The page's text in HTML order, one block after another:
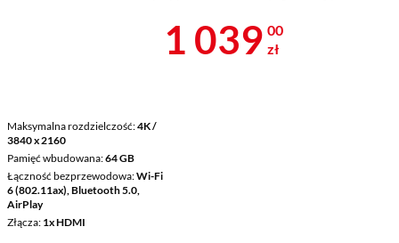
Maksymalna rozdzielczość 4K /
3840 x 2160
Pamięć wbudowana 64 GB
Łączność bezprzewodowa Wi-Fi
6 (802.11ax), Bluetooth 5.0,
AirPlay
Złącza 1x HDMI
Cena 1 039 zł
1 039 00
zł